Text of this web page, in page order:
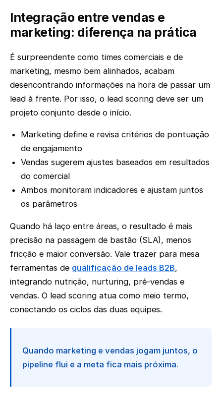
Integração entre vendas e
marketing: diferença na prática
É surpreendente como times comerciais e de
marketing, mesmo bem alinhados, acabam
desencontrando informações na hora de passar um
lead à frente. Por isso, o lead scoring deve ser um
projeto conjunto desde o início.
Marketing define e revisa critérios de pontuação
de engajamento
Vendas sugerem ajustes baseados em resultados
do comercial
Ambos monitoram indicadores e ajustam juntos
os parâmetros
Quando há laço entre áreas, o resultado é mais
precisão na passagem de bastão (SLA), menos
fricção e maior conversão. Vale trazer para mesa
ferramentas de qualificação de leads B2B,
integrando nutrição, nurturing, pré-vendas e
vendas. O lead scoring atua como meio termo,
conectando os ciclos das duas equipes.
Quando marketing e vendas jogam juntos, o
pipeline flui e a meta fica mais próxima.